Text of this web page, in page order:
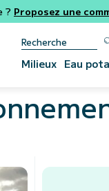
? Proposez une
Milieux Eau